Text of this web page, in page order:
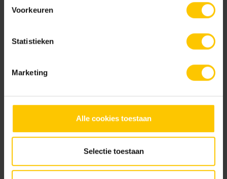
Voorkeuren
Statistieken
Marketing
Alle cookies toestaan
Selectie toestaan
Dusk Black Maple Brown